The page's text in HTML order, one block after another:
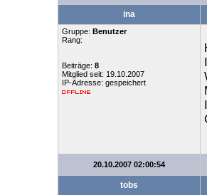
ina
Gruppe: Benutzer
Rang:
Beiträge: 8
Mitglied seit: 19.10.2007
IP-Adresse: gespeichert
20.10.2007 02:00:54
tobs